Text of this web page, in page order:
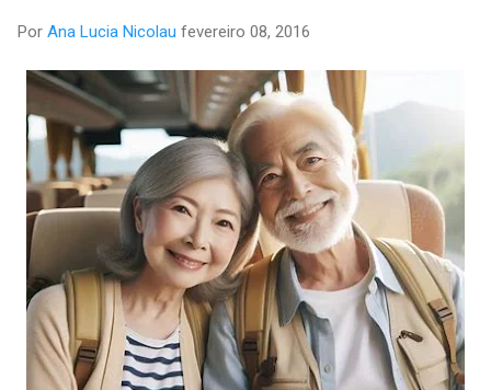
Por Ana Lucia Nicolau fevereiro 08, 2016